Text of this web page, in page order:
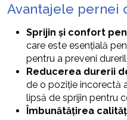
Avantajele pernei
Sprijin și confort
care este esențială
pentru a preveni
Reducerea durerii
de o poziție incorectă
lipsă de sprijin pentru
Îmbunătățirea